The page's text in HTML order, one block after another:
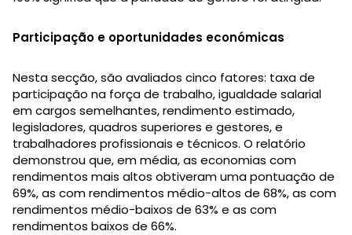
Participação e oportunidades económicas
Nesta secção, são avaliados cinco fatores: taxa de
participação na força de trabalho, igualdade salarial
em cargos semelhantes, rendimento estimado,
legisladores, quadros superiores e gestores, e
trabalhadores profissionais e técnicos. O relatório
demonstrou que, em média, as economias com
rendimentos mais altos obtiveram uma pontuação de
69%, as com rendimentos médio-altos de 68%, as com
rendimentos médio-baixos de 63% e as com
rendimentos baixos de 66%.